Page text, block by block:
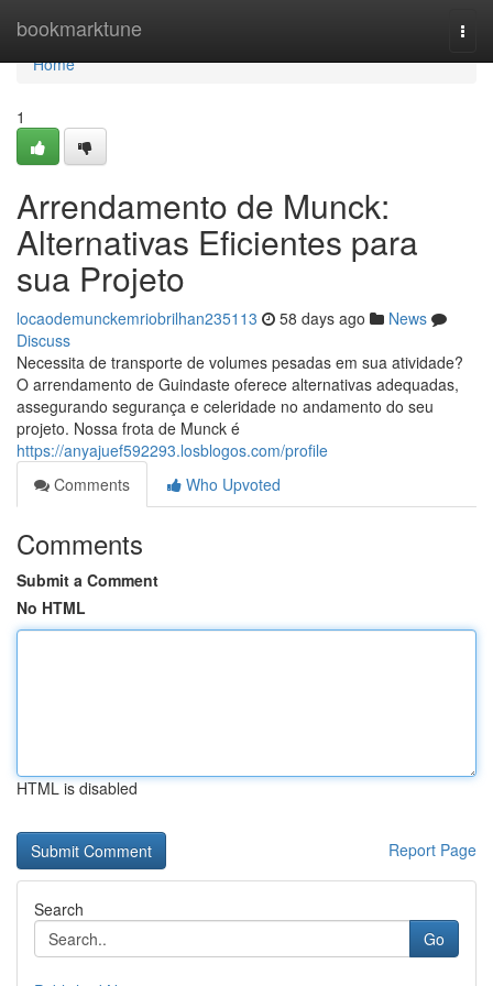
bookmarktune
Home
Home
1
Arrendamento de Munck:
Alternativas Eficientes para
sua Projeto
locaodemunckemriobrilhan235113 58 days ago
News
Discuss
Necessita de transporte de volumes pesadas em sua atividade?
O arrendamento de Guindaste oferece alternativas adequadas,
assegurando segurança e celeridade no andamento do seu
projeto. Nossa frota de Munck é
https://anyajuef592293.losblogos.com/profile
Comments
Who Upvoted
Comments
Submit a Comment
No HTML
HTML is disabled
Report Page
Search
Go